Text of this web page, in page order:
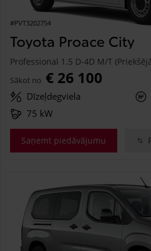
#PVT3202754
Toyota Proace City
Professional 1.5 D-4D M/T
Sākot no € 26 100
Dīzeļdegviela
75 kW
Saņemt piedāvājumu